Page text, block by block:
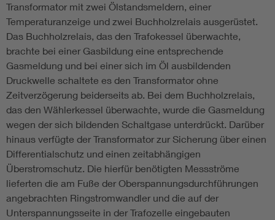
Transformator mit zwei Ölstandsmeldern, einer
Temperaturanzeige und zwei Buchholzrelais ausgerüstet.
Das Buchholzrelais, das den Trafokessel überwachte,
brachte bei einer Gasbildung eine entsprechende
Gasmeldung und bei einer sich im Öl ausbildenden
Druckwelle schaltete es den Transformator ohne
Zeitverzögerung beiderseits ab. Bei dem Buchholzrelais,
das den Wählerkessel überwachte, wurde die Gasmeldung
wegen der sich bildenden Schaltgase unterdrückt. Darüber
hinaus verfügte der Transformator zur Sicherung über einen
Differentialschutz und einen zeitabhängigen
Überstromschutz. Die hierfür benötigten Messströme
lieferten die am Fuße der Oberspannungsdurchführungen
angebrachten Ringstromwandler und die auf der
Unterspannungsseite in der Trafozelle eingebauten